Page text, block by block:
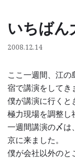
コ
ツ
へ
ス
キ
ッ
プ
いちばん
2008.12.14
ここ一週間、江
宿で講演をしてき
僕が講演に行くと
極力現場を調整し
一週間講演の〆は
京に来ました。
僕が会社以外のと